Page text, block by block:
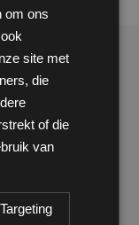
- XD
S2
om ons
site met
die
of die
van
Targeting